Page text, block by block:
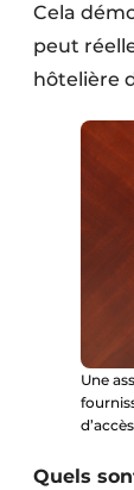
Cela
peut
hôtelière
Une
Quels